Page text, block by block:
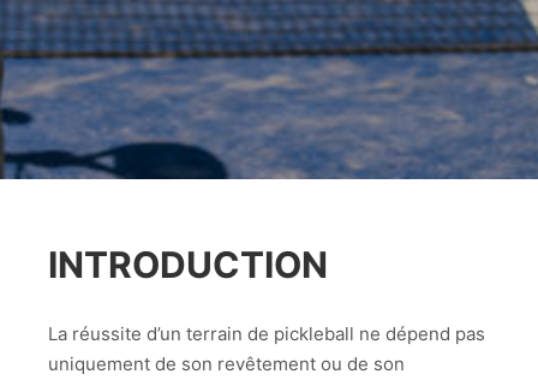
INTRODUCTION
La réussite d’un terrain de pickleball ne dépend pas
uniquement de son revêtement ou de son